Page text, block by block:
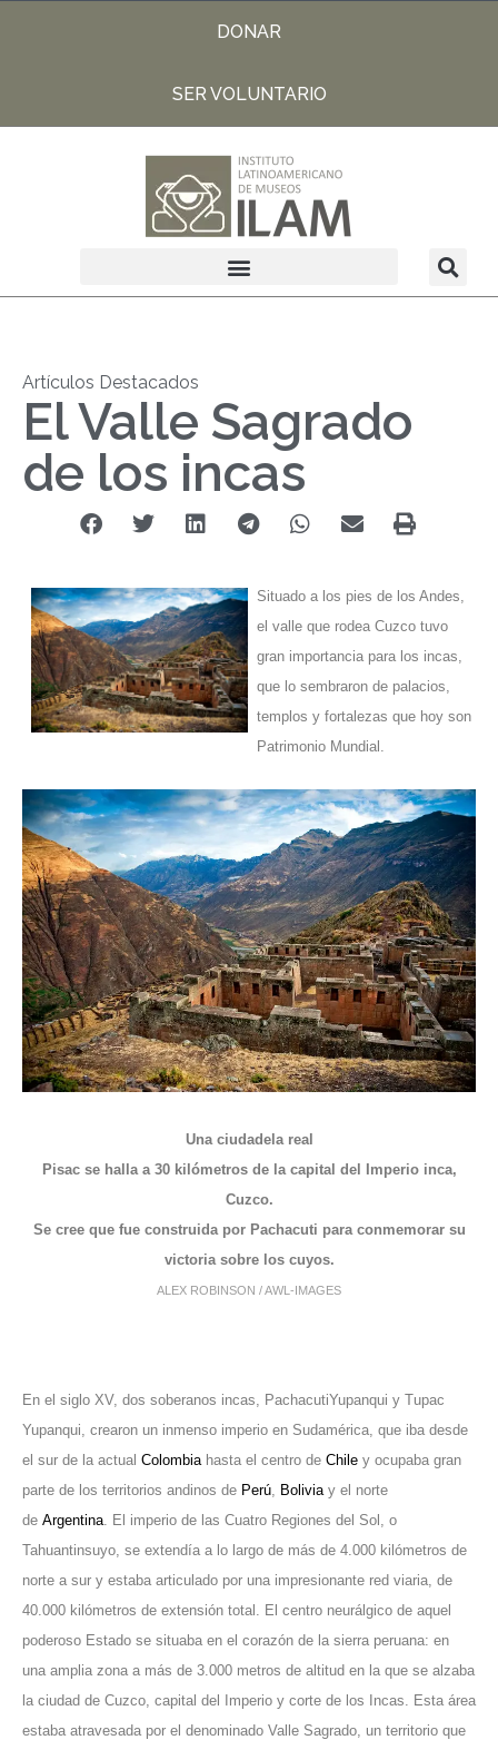
DONAR
SER VOLUNTARIO
Artículos Destacados
El Valle Sagrado
de los incas
Situado a los pies de los Andes,
el valle que rodea Cuzco tuvo
gran importancia para los incas,
que lo sembraron de palacios,
templos y fortalezas que hoy son
Patrimonio Mundial.
Una ciudadela real
Pisac se halla a 30 kilómetros de la capital del Imperio inca,
Cuzco.
Se cree que fue construida por Pachacuti para conmemorar su
victoria sobre los cuyos.
ALEX ROBINSON / AWL-IMAGES
En el siglo XV, dos soberanos incas, PachacutiYupanqui y Tupac
Yupanqui, crearon un inmenso imperio en Sudamérica, que iba desde
el sur de la actual Colombia hasta el centro de Chile y ocupaba gran
parte de los territorios andinos de Perú Bolivia y el norte
de Argentina . El imperio de las Cuatro Regiones del Sol, o
Tahuantinsuyo, se extendía a lo largo de más de 4.000 kilómetros de
norte a sur y estaba articulado por una impresionante red viaria, de
40.000 kilómetros de extensión total. El centro neurálgico de aquel
poderoso Estado se situaba en el corazón de la sierra peruana: en
una amplia zona a más de 3.000 metros de altitud en la que se alzaba
la ciudad de Cuzco, capital del Imperio y corte de los Incas. Esta área
estaba atravesada por el denominado Valle Sagrado, un territorio que